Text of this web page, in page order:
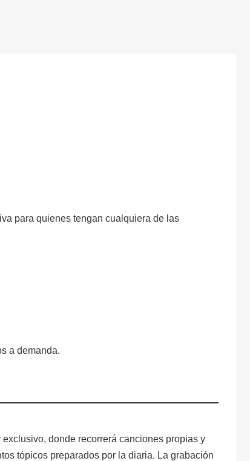
para quienes tengan cualquiera de las
a demanda.
donde recorrerá canciones propias y
tópicos preparados por la diaria. La grabación